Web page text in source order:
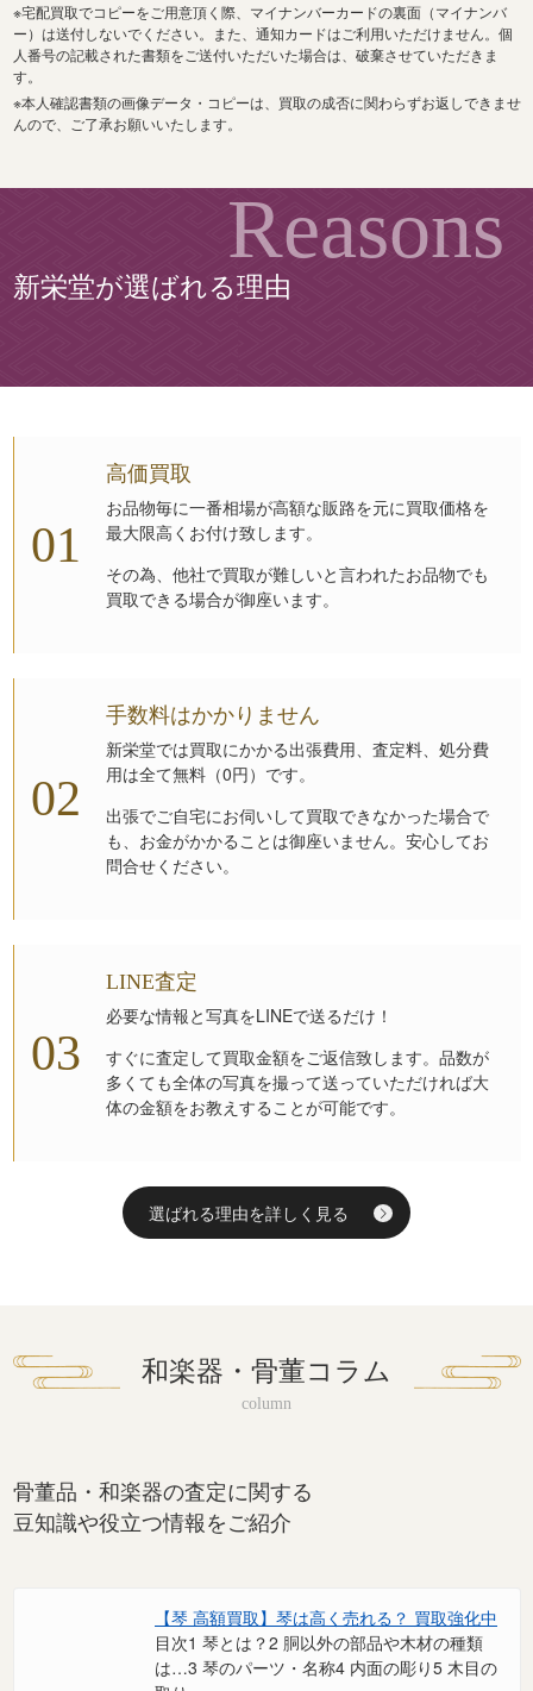
※宅配買取でコピーをご用意頂く際、マイナンバーカードの裏面（マイナンバ
ー）は送付しないでください。また、通知カードはご利用いただけません。個
人番号の記載された書類をご送付いただいた場合は、破棄させていただきま
す。
※本人確認書類の画像データ・コピーは、買取の成否に関わらずお返しできませ
んので、ご了承お願いいたします。
新栄堂が選ばれる理由
高価買取
お品物毎に一番相場が高額な販路を元に買取価格を
最大限高くお付け致します。
その為、他社で買取が難しいと言われたお品物でも
買取できる場合が御座います。
手数料はかかりません
新栄堂では買取にかかる出張費用、査定料、処分費
用は全て無料（0円）です。
出張でご自宅にお伺いして買取できなかった場合で
も、お金がかかることは御座いません。安心してお
問合せください。
LINE査定
必要な情報と写真をLINEで送るだけ！
すぐに査定して買取金額をご返信致します。品数が
多くても全体の写真を撮って送っていただければ大
体の金額をお教えすることが可能です。
選ばれる理由を詳しく見る
和楽器・骨董コラム
骨董品・和楽器の査定に関する
豆知識や役立つ情報をご紹介
【琴 高額買取】琴は高く売れる？ 買取強化中
目次1 琴とは？2 胴以外の部品や木材の種類
は…3 琴のパーツ・名称4 内面の彫り5 木目の